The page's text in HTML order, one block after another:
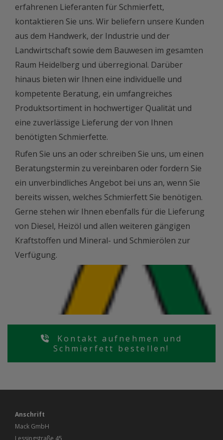
erfahrenen Lieferanten für Schmierfett,
kontaktieren Sie uns. Wir beliefern unsere Kunden
aus dem Handwerk, der Industrie und der
Landwirtschaft sowie dem Bauwesen im gesamten
Raum Heidelberg und überregional. Darüber
hinaus bieten wir Ihnen eine individuelle und
kompetente Beratung, ein umfangreiches
Produktsortiment in hochwertiger Qualität und
eine zuverlässige Lieferung der von Ihnen
benötigten Schmierfette.
Rufen Sie uns an oder schreiben Sie uns, um einen
Beratungstermin zu vereinbaren oder fordern Sie
ein unverbindliches Angebot bei uns an, wenn Sie
bereits wissen, welches Schmierfett Sie benötigen.
Gerne stehen wir Ihnen ebenfalls für die Lieferung
von Diesel, Heizöl und allen weiteren gängigen
Kraftstoffen und Mineral- und Schmierölen zur
Verfügung.
Kontakt aufnehmen und
Schmierfett bestellen!
Anschrift
Mack GmbH
Lessingstraße 45